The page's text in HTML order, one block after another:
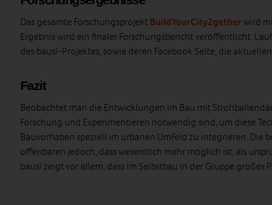
Das gesamte ForschungsprojektBuildYourCity2getherwird
Ergebnis wird ein finaler Forschungsbericht veröffentlicht.
des baus!-Projektes, sowie deren Facebook Seite, die
Fazit
Beobachtet man die Entwicklungen im Bau mit
Forschung und Experimentieren notwendig sind, um diese
Bauvorhaben speziell im urbanen Umfeld zu integrieren. Die
offenbaren jedoch, dass wesentlich mehr möglich ist, als
baus! zeigt vor allem, dass im Selbstbau in der Gruppe großes